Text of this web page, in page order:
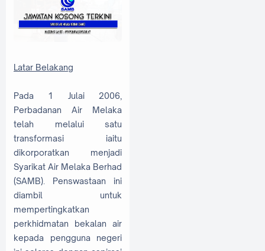
Latar Belakang
Pada 1 Julai 2006,
Perbadanan Air Melaka
telah melalui satu
transformasi iaitu
dikorporatkan menjadi
Syarikat Air Melaka Berhad
(SAMB). Penswastaan ini
diambil untuk
mempertingkatkan
perkhidmatan bekalan air
kepada pengguna negeri